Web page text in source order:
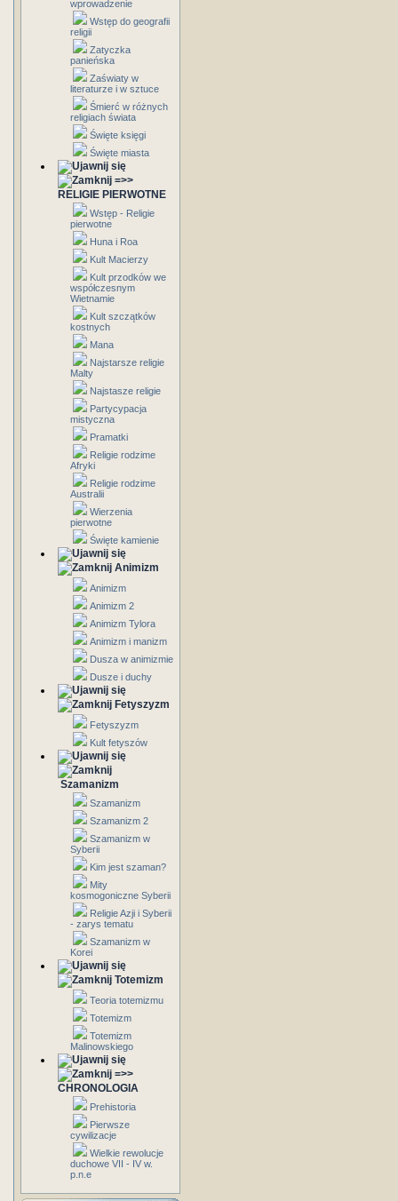
wprowadzenie
Wstęp do geografii
religii
Zatyczka
panieńska
Zaświaty w
literaturze i w sztuce
Śmierć w różnych
religiach świata
Święte księgi
Święte miasta
=>>
RELIGIE PIERWOTNE
Wstęp - Religie
pierwotne
Huna i Roa
Kult Macierzy
Kult przodków we
współczesnym
Wietnamie
Kult szczątków
kostnych
Mana
Najstarsze religie
Malty
Najstasze religie
Partycypacja
mistyczna
Pramatki
Religie rodzime
Afryki
Religie rodzime
Australii
Wierzenia
pierwotne
Święte kamienie
Animizm
Animizm
Animizm 2
Animizm Tylora
Animizm i manizm
Dusza w animizmie
Dusze i duchy
Fetyszyzm
Fetyszyzm
Kult fetyszów
Szamanizm
Szamanizm
Szamanizm 2
Szamanizm w
Syberii
Kim jest szaman?
Mity
kosmogoniczne Syberii
Religie Azji i Syberii
- zarys tematu
Szamanizm w
Korei
Totemizm
Teoria totemizmu
Totemizm
Totemizm
Malinowskiego
=>>
CHRONOLOGIA
Prehistoria
Pierwsze
cywilizacje
Wielkie rewolucje
duchowe VII - IV w.
p.n.e